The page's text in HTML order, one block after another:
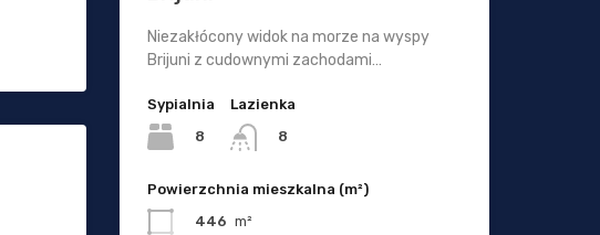
Niezakłócony widok na morze na wyspy
Brijuni z cudownymi zachodami…
Sypialnia
8
Lazienka
8
Powierzchnia mieszkalna (m²)
446 m²